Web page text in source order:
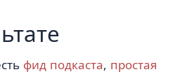
фид подкаста, простая